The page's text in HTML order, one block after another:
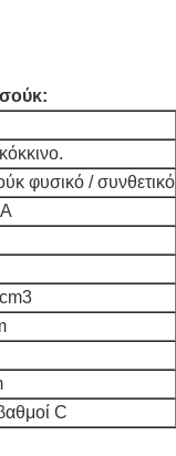
φυσικό / συνθετικό
C